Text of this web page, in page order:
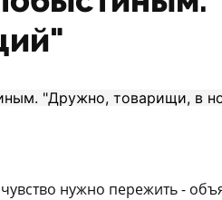
нужно пережить -